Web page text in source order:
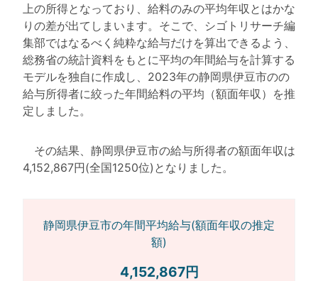
上の所得となっており、給料のみの平均年収とはかな
りの差が出てしまいます。そこで、シゴトリサーチ編
集部ではなるべく純粋な給与だけを算出できるよう、
総務省の統計資料をもとに平均の年間給与を計算する
モデルを独自に作成し、2023年の静岡県伊豆市のの
給与所得者に絞った年間給料の平均（額面年収）を推
定しました。
その結果、静岡県伊豆市の給与所得者の額面年収は
4,152,867円(全国1250位)となりました。
静岡県伊豆市の年間平均給与(額面年収の推定
額)
4,152,867円